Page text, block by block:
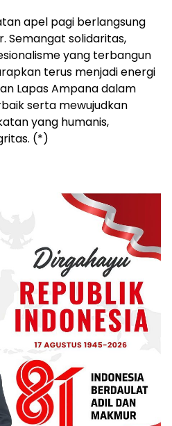
apel pagi berlangsung
Semangat solidaritas,
yang terbangun
terus menjadi energi
Lapas Ampana dalam
serta mewujudkan
yang humanis,
(*)